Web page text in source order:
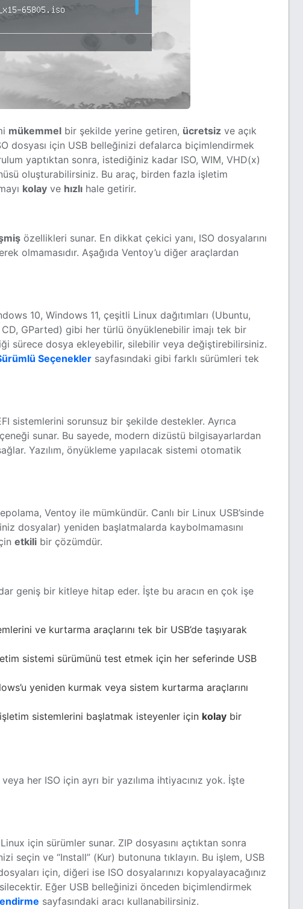
mükemmel bir şekilde yerine getiren, ücretsiz ve açık
dosyası için USB belleğinizi defalarca biçimlendirmek
yaptıktan sonra, istediğiniz kadar ISO, WIM, VHD(x)
oluşturabilirsiniz. Bu araç, birden fazla işletim
kolay ve hızlı hale getirir.
özellikleri sunar. En dikkat çekici yanı, ISO dosyalarını
olmamasıdır. Aşağıda Ventoy’u diğer araçlardan
10, Windows 11, çeşitli Linux dağıtımları (Ubuntu,
GParted) gibi her türlü önyüklenebilir imajı tek bir
sürece dosya ekleyebilir, silebilir veya değiştirebilirsiniz.
Seçenekler sayfasındaki gibi farklı sürümleri tek
sistemlerini sorunsuz bir şekilde destekler. Ayrıca
sunar. Bu sayede, modern dizüstü bilgisayarlardan
Yazılım, önyükleme yapılacak sistemi otomatik
Ventoy ile mümkündür. Canlı bir Linux USB’sinde
dosyalar) yeniden başlatmalarda kaybolmamasını
etkili bir çözümdür.
geniş bir kitleye hitap eder. İşte bu aracın en çok işe
ve kurtarma araçlarını tek bir USB’de taşıyarak
sistemi sürümünü test etmek için her seferinde USB
yeniden kurmak veya sistem kurtarma araçlarını
sistemlerini başlatmak isteyenler için kolay bir
her ISO için ayrı bir yazılıma ihtiyacınız yok. İşte
için sürümler sunar. ZIP dosyasını açtıktan sonra
seçin ve “Install” (Kur) butonuna tıklayın. Bu işlem, USB
için, diğeri ise ISO dosyalarınızı kopyalayacağınız
Eğer USB belleğinizi önceden biçimlendirmek
sayfasındaki aracı kullanabilirsiniz.